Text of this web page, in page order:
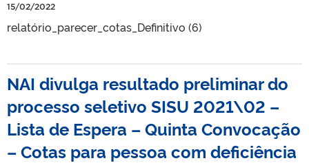
15/02/2022
relatório_parecer_cotas_Definitivo (6)
NAI divulga resultado preliminar do
processo seletivo SISU 2021\02 –
Lista de Espera – Quinta Convocação
– Cotas para pessoa com deficiência